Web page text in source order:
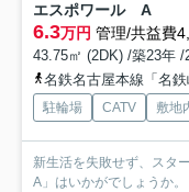
エスポワール A
6.3万円 管理/共益費
43.75㎡ (2DK) /築23年 /
名鉄名古屋本線「名鉄岐阜」
駐輪場 CATV 敷地
新生活を失敗せず、スタ
A」はいかがでしょうか